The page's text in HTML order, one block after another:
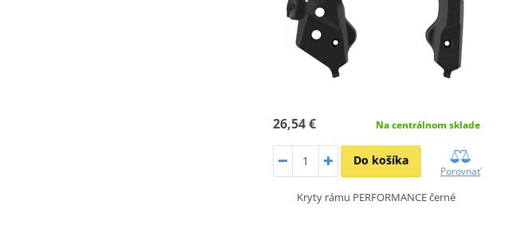
26,54 € Na centrálnom sklade
Do košíka
Porovnať
Kryty rámu PERFORMANCE černé